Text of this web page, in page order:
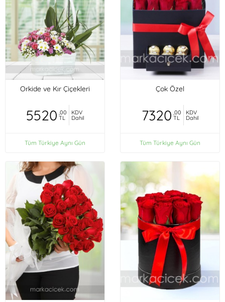
Orkide ve Kır Çiçekleri
5520 ,00
TL
KDV
Dahil
Tüm Türkiye Aynı Gün
Çok Özel
7320 ,00
TL
KDV
Dahil
Tüm Türkiye Aynı Gün